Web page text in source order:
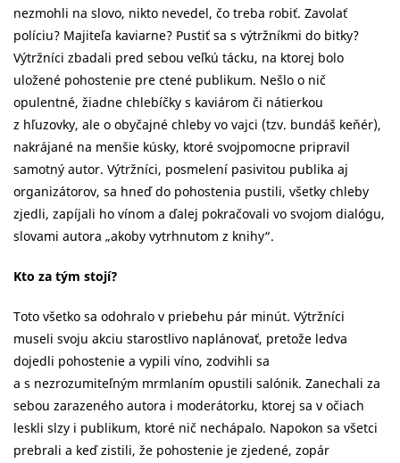
nezmohli na slovo, nikto nevedel, čo treba robiť. Zavolať
políciu? Majiteľa kaviarne? Pustiť sa s výtržníkmi do bitky?
Výtržníci zbadali pred sebou veľkú tácku, na ktorej bolo
uložené pohostenie pre ctené publikum. Nešlo o nič
opulentné, žiadne chlebíčky s kaviárom či nátierkou
z hľuzovky, ale o obyčajné chleby vo vajci (tzv. bundáš keňér),
nakrájané na menšie kúsky, ktoré svojpomocne pripravil
samotný autor. Výtržníci, posmelení pasivitou publika aj
organizátorov, sa hneď do pohostenia pustili, všetky chleby
zjedli, zapíjali ho vínom a ďalej pokračovali vo svojom dialógu,
slovami autora „akoby vytrhnutom z knihy“.
Kto za tým stojí?
Toto všetko sa odohralo v priebehu pár minút. Výtržníci
museli svoju akciu starostlivo naplánovať, pretože ledva
dojedli pohostenie a vypili víno, zodvihli sa
a s nezrozumiteľným mrmlaním opustili salónik. Zanechali za
sebou zarazeného autora i moderátorku, ktorej sa v očiach
leskli slzy i publikum, ktoré nič nechápalo. Napokon sa všetci
prebrali a keď zistili, že pohostenie je zjedené, zopár